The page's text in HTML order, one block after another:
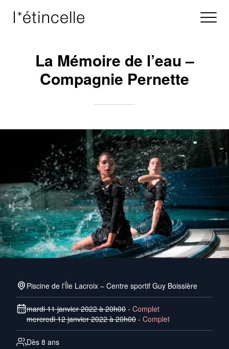
La Mémoire de l’eau –
Compagnie Pernette
Piscine de l'Île Lacroix – Centre sportif Guy Boissière
mardi 11 janvier 2022 à 20h00 - Complet
mercredi 12 janvier 2022 à 20h00 - Complet
Dès 8 ans